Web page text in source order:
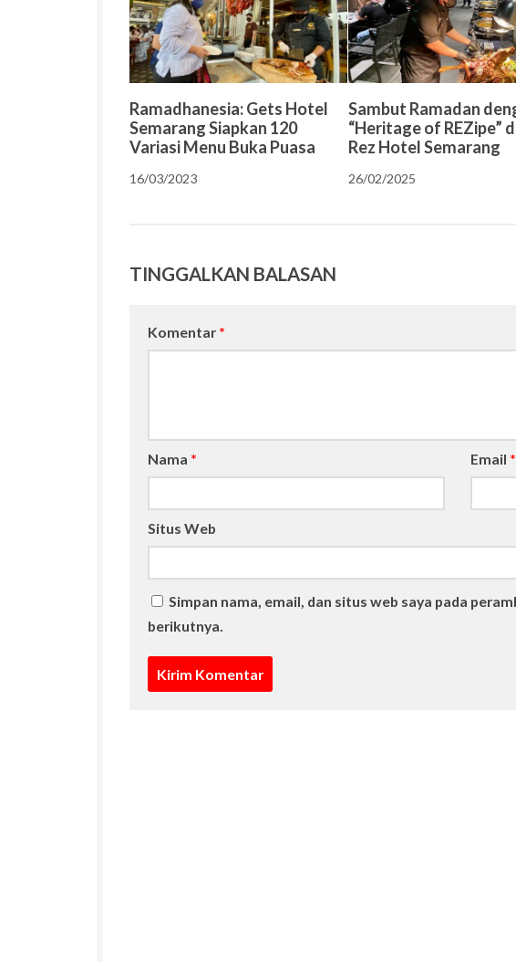
Ramadhanesia: Gets Hotel
Semarang Siapkan 120
Variasi Menu Buka Puasa
16/03/2023
Sambut Ramadan
“Heritage of REZipe”
Rez Hotel Semarang
26/02/2025
TINGGALKAN BALASAN
Komentar *
Nama * Email *
Situs Web
Simpan nama, email, dan situs web saya pada
berikutnya.